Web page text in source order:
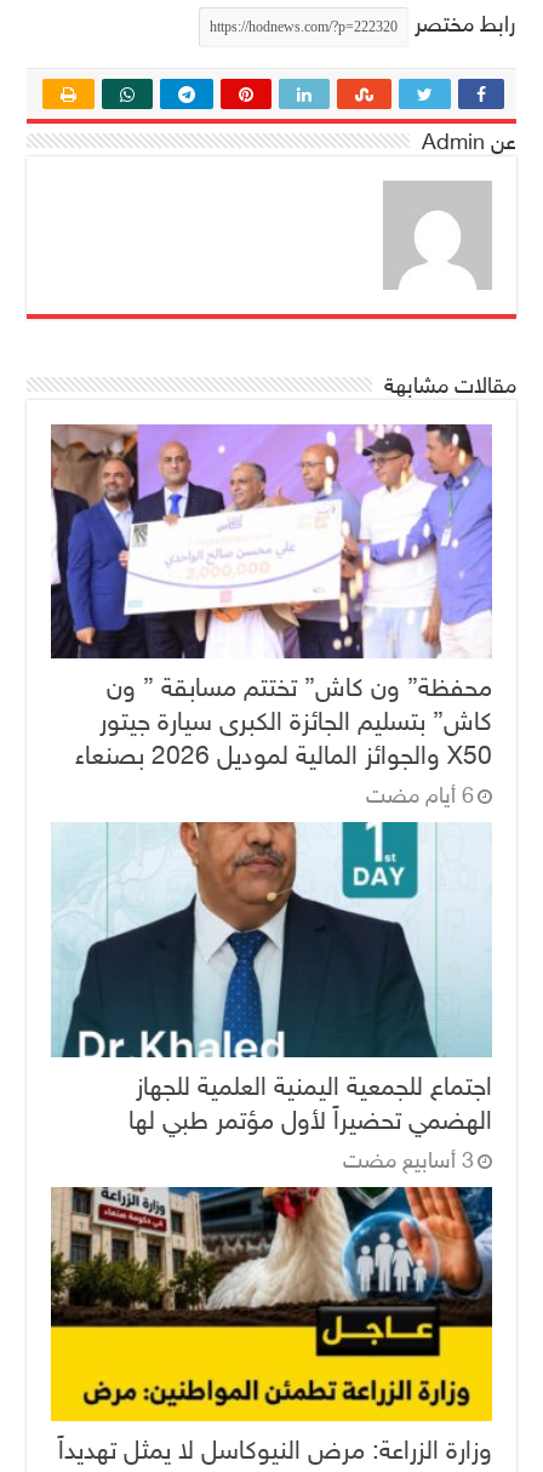
رابط مختصر
عن Admin
مقالات مشابهة
محفظة” ون كاش” تختتم مسابقة ” ون
كاش” بتسليم الجائزة الكبرى سيارة جيتور
X50 والجوائز المالية لموديل 2026 بصنعاء
‏6 أيام مضت
اجتماع للجمعية اليمنية العلمية للجهاز
الهضمي تحضيراً لأول مؤتمر طبي لها
وزارة الزراعة: مرض النيوكاسل لا يمثل تهديداً